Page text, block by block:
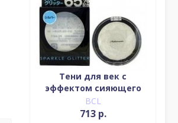
Тени для век c
эффектом сияющего
блеска (серебро)
BCL
713 р.